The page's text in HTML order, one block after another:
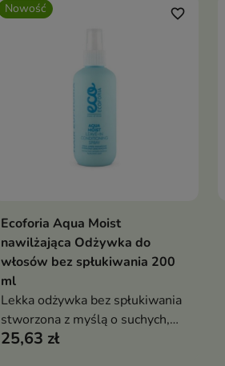
Nowość
Dodaj do koszyka
favorite_border
Ecoforia Aqua Moist
nawilżająca Odżywka do
włosów bez spłukiwania 200
ml
Lekka odżywka bez spłukiwania
stworzona z myślą o suchych,
odwodnionych i trudnych do
25,63 zł